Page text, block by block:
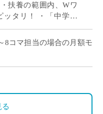
扶養の範囲内、Wワ
ッタリ！ ・「中学理
できればOK […]
8コマ担当の場合の月額モ
て、初月の給与は日割計